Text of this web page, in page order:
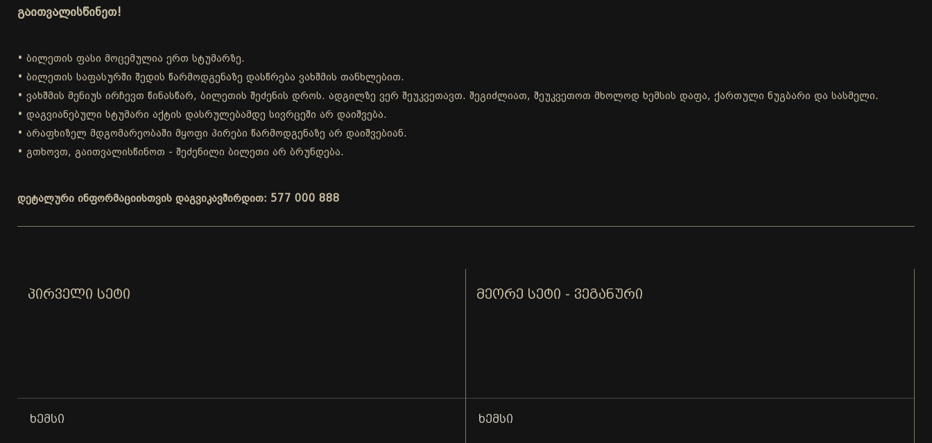
გაითვალისწინეთ!
• ბილეთის ფასი მოცემულია ერთ სტუმარზე.
• ბილეთის საფასურში შედის წარმოდგენაზე დასწრება ვახშმის თანხლებით.
• ვახშმის მენიუს ირჩევთ წინასწარ, ბილეთის შეძენის დროს. ადგილზე ვერ შეუკვეთავთ. შეგიძლიათ, შეუკვეთოთ მხოლოდ ხემსის დაფა, ქართული ნუგბარი და სასმელი.
• დაგვიანებული სტუმარი აქტის დასრულებამდე სივრცეში არ დაიშვება.
• არაფხიზელ მდგომარეობაში მყოფი პირები წარმოდგენაზე არ დაიშვებიან.
• გთხოვთ, გაითვალისწინოთ - შეძენილი ბილეთი არ ბრუნდება.
დეტალური ინფორმაციისთვის დაგვიკავშირდით: 577 000 888
ᲞᲘᲠᲕᲔᲚᲘ ᲡᲔᲢᲘ
ᲮᲔᲛᲡᲘ
ᲛᲔᲝᲠᲔ ᲡᲔᲢᲘ - ᲕᲔᲒᲐᲜᲣᲠᲘ
ᲮᲔᲛᲡᲘ